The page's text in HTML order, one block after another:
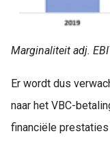
Marginaliteit adj.
Er wordt dus
naar het VBC-
financiële